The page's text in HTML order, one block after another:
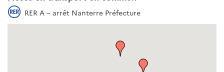
RER A – arrêt Nanterre Préfecture